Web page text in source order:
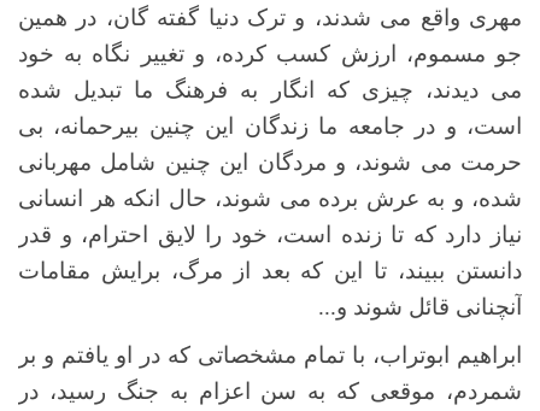
مهری واقع می شدند، و ترک دنیا گفته گان، در همین
جو مسموم، ارزش کسب کرده، و تغییر نگاه به خود
می دیدند، چیزی که انگار به فرهنگ ما تبدیل شده
است، و در جامعه ما زندگان این چنین بیرحمانه، بی
حرمت می شوند، و مردگان این چنین شامل مهربانی
شده، و به عرش برده می شوند، حال انکه هر انسانی
نیاز دارد که تا زنده است، خود را لایق احترام، و قدر
دانستن ببیند، تا این که بعد از مرگ، برایش مقامات
آنچنانی قائل شوند و...
ابراهیم ابوتراب، با تمام مشخصاتی که در او یافتم و بر
شمردم، موقعی که به سن اعزام به جنگ رسید، در